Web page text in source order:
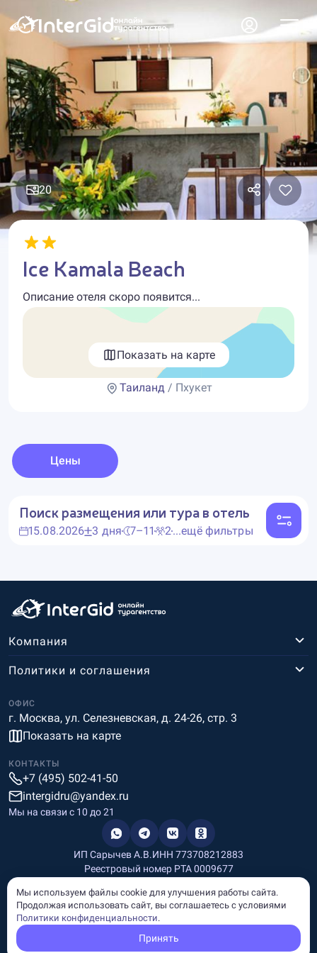
20
Ice Kamala Beach
Описание отеля скоро появится...
Показать на карте
Таиланд / Пхукет
Цены
Поиск размещения или тура в отель
15.08.2026 3 дня 7–11 2...ещё фильтры
Компания
ОФИС
г. Москва, ул. Селезневская, д. 24-26, стр. 3
Показать на карте
Политики и соглашения
КОНТАКТЫ
+7 (495) 502-41-50
intergidru@yandex.ru
Мы на связи c 10 до 21
ИП Сарычев А.В.ИНН 773708212883
Реестровый номер РТА 0009677
Информация, размещённая на сайте, носит информационный
характер и не является рекламой и публичной офертой.
Мы используем файлы cookie для улучшения работы сайта.
Продолжая использовать сайт, вы соглашаетесь с условиями
Политики конфиденциальности.
Принять